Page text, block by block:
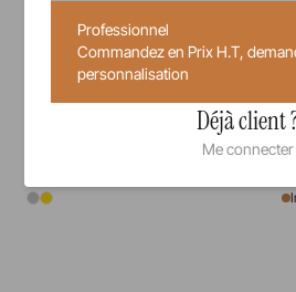
Barrette rectangulaire
Professionnel
Commandez en Prix H.T,
personnalisation
Déjà client
Me connecter